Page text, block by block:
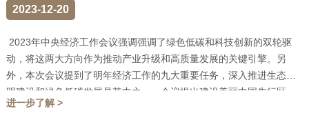
2023-12-20
2023年中央经济工作会议强调强调了绿色低碳和科技创新的双轮驱
动，将这两大方向作为推动产业升级和高质量发展的关键引擎。另
外，本次会议提到了明年经济工作的九大重要任务，深入推进生态文
明建设和绿色低碳发展是其中之一。会议提出建设美丽中国先行区，
打造绿色...
进一步了解 >